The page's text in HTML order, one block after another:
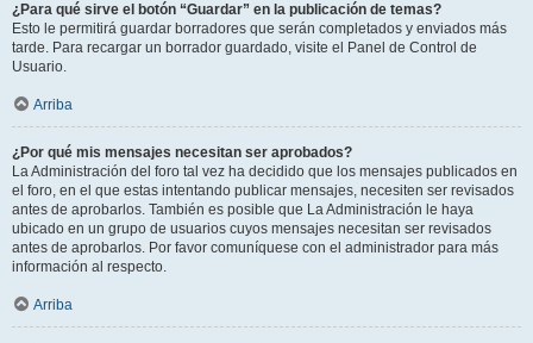
¿Para qué sirve el botón “Guardar” en la publicación de temas?
Esto le permitirá guardar borradores que serán completados y enviados más
tarde. Para recargar un borrador guardado, visite el Panel de Control de
Usuario.
Arriba
¿Por qué mis mensajes necesitan ser aprobados?
La Administración del foro tal vez ha decidido que los mensajes publicados en
el foro, en el que estas intentando publicar mensajes, necesiten ser revisados
antes de aprobarlos. También es posible que La Administración le haya
ubicado en un grupo de usuarios cuyos mensajes necesitan ser revisados
antes de aprobarlos. Por favor comuníquese con el administrador para más
información al respecto.
Arriba